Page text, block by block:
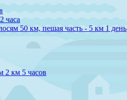
2 часа
50 км, пешая часть - 5 км 1 день
2 км 5 часов